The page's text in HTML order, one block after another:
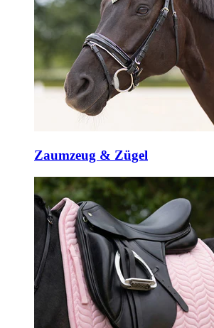
Zaumzeug & Zügel